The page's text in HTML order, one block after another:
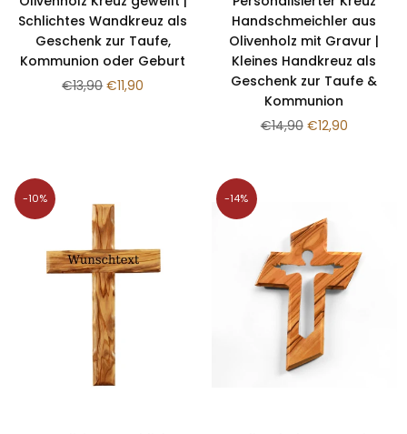
Schlichtes Wandkreuz als
Geschenk zur Taufe,
Kommunion oder Geburt
Normaler
€13,90 €11,90
Handschmeichler aus
Olivenholz mit Gravur |
Kleines Handkreuz als
Geschenk zur Taufe &
Kommunion
Normaler
€14,90 €12,90
-10% -14%